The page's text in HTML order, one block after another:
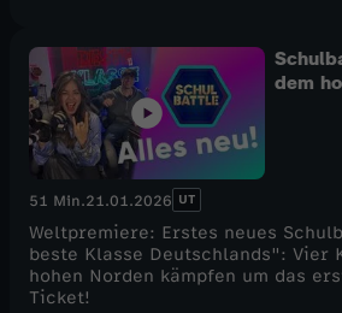
dem
51 Min.21.01.2026 UT
Weltpremiere: Erstes neues
beste Klasse Deutschlands": Vier
hohen Norden kämpfen um das
Ticket!